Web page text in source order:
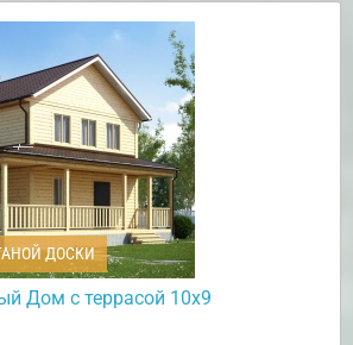
ДОСКИ
Дом с террасой 10х9